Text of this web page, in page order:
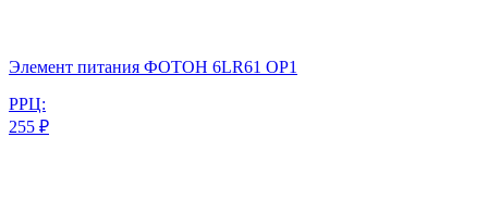
Элемент питания ФОТОН 6LR61 ОP1
РРЦ:
255 ₽